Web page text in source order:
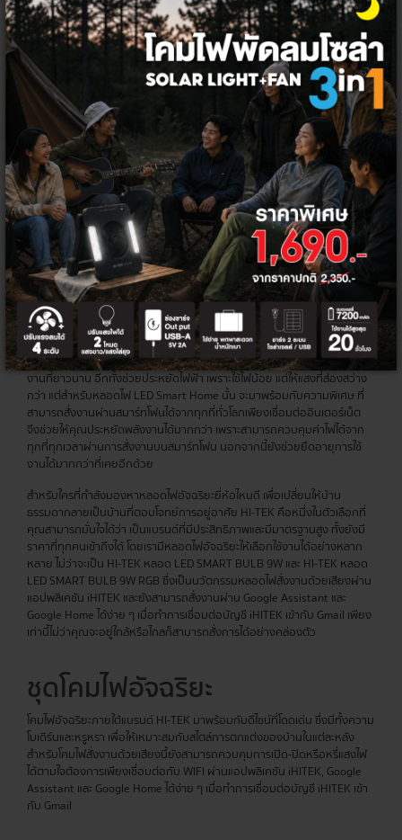
ปลั๊กไฟกล้องไร้สายและ
หลอดไฟ อุปกรณ์Smart
Homeที่ควบคุมได้ด้วย
WIFI
Thai Electricity เราเป็นผู้นำด้านนวัตกรรมไฟฟ้าที่ผลิตอุปกรณ์ทันสมัยที่ให้
ความสำคัญกับการคัดสรรเทคโนโลยีที่สามารถเข้าถึงผู้บริโภคและสามารถยก
ระดับคุณภาพชีวิตของผู้บริโภค ช่วยเปลี่ยนบ้านธรรมดาให้กลายเป็นบ้าน
อัจฉริยะด้วยอุปกรณ์ Smart Home ภายใต้แบรนด์ HI-TEK ไม่ว่าจะเป็น ปลั๊กไฟ
หลอดไฟและกล้อง CCTV ไร้สายหรือกล้องวงจรปิดที่สามารถเชื่อมต่อ WIFI
เพื่อสั่งงานผ่านสมาร์ทโฟนได้จากทุกที่ทั่วโลก ถือว่าเป็นฟีเจอร์การใช้งานที่ล้ำ
สมัยเข้ากับไลฟ์สไตล์ของคนรุ่นใหม่ พร้อมตอบโจทย์ความสะดวกสบายได้อย่าง
ปลอดภัยเพียงแค่ใช้อินเทอร์เน็ตเป็นตัวกลางเพื่อเชื่อมต่อ
ขั้นกว่าของหลอดไฟ LED ซึ่งเป็นเทคโนโลยีที่ถูกพัฒนามาเพื่อตอบสนองการใช้
งานไฟฟ้าโดยเฉพาะ ถึงแม้คุณสมบัติของหลอดไฟ LED ทั่วไป จะมีอายุการใช้
งานที่ยาวนาน อีกทั้งช่วยประหยัดไฟฟ้า เพราะใช้ไฟน้อย แต่ให้แสงที่ส่องสว่าง
กว่า แต่สำหรับหลอดไฟ LED Smart Home นั้น จะมาพร้อมกับความพิเศษ ที่
สามารถสั่งงานผ่านสมาร์ทโฟนได้จากทุกที่ทั่วโลกเพียงเชื่อมต่ออินเตอร์เน็ต
จึงช่วยให้คุณประหยัดพลังงานได้มากกว่า เพราะสามารถควบคุมค่าไฟได้จาก
ทุกที่ทุกเวลาผ่านการสั่งงานบนสมาร์ทโฟน นอกจากนี้ยังช่วยยืดอายุการใช้
งานได้มากกว่าที่เคยอีกด้วย
สำหรับใครที่กำลังมองหาหลอดไฟอัจฉริยะยี่ห้อไหนดี เพื่อเปลี่ยนให้บ้าน
ธรรมดากลายเป็นบ้านที่ตอบโจทย์การอยู่อาศัย HI-TEK คือหนึ่งในตัวเลือกที่
คุณสามารถมั่นใจได้ว่า เป็นแบรนด์ที่มีประสิทธิภาพและมีมาตรฐานสูง ทั้งยังมี
ราคาที่ทุกคนเข้าถึงได้ โดยเรามีหลอดไฟอัจฉริยะให้เลือกใช้งานได้อย่างหลาก
หลาย ไม่ว่าจะเป็น HI-TEK หลอด LED SMART BULB 9W และ HI-TEK หลอด
LED SMART BULB 9W RGB ซึ่งเป็นนวัตกรรมหลอดไฟสั่งงานด้วยเสียงผ่าน
แอปพลิเคชัน iHITEK และยังสามารถสั่งงานผ่าน Google Assistant และ
Google Home ได้ง่าย ๆ เมื่อทำการเชื่อมต่อบัญชี iHITEK เข้ากับ Gmail เพียง
เท่านี้ไม่ว่าคุณจะอยู่ใกล้หรือไกลก็สามารถสั่งการได้อย่างคล่องตัว
ชุดโคมไฟอัจฉริยะ
โคมไฟอัจฉริยะภายใต้แบรนด์ HI-TEK มาพร้อมกับดีไซน์ที่โดดเด่น ซึ่งมีทั้งความ
โมเดิร์นและหรูหรา เพื่อให้เหมาะสมกับสไตล์การตกแต่งของบ้านในแต่ละหลัง
สำหรับโคมไฟสั่งงานด้วยเสียงนี้ยังสามารถควบคุมการเปิด-ปิดหรือหรี่แสงไฟ
ได้ตามใจต้องการเพียงเชื่อมต่อกับ WIFI ผ่านแอปพลิเคชัน iHITEK, Google
Assistant และ Google Home ได้ง่าย ๆ เมื่อทำการเชื่อมต่อบัญชี iHITEK เข้า
กับ Gmail